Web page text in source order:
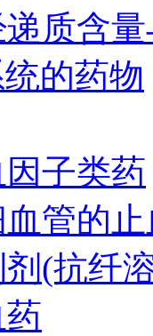
质含
的药物
子类药
管的
(抗纤